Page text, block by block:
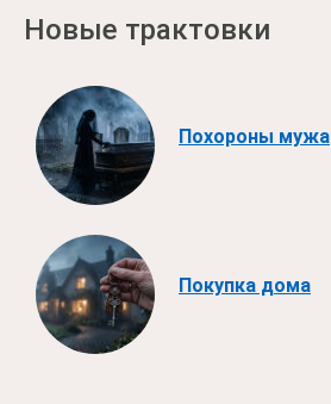
Новые трактовки
Похороны мужа
Покупка дома